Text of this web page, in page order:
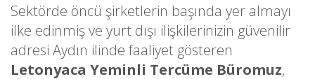
Sektörde öncü şirketlerin başında yer almayı
ilke edinmiş ve yurt dışı ilişkilerinizin güvenilir
adresi Aydın ilinde faaliyet gösteren
Letonyaca Yeminli Tercüme Büromuz,